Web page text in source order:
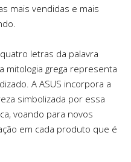
mais vendidas e mais
letras da palavra
mitologia grega representa
A ASUS incorpora a
simbolizada por essa
voando para novos
em cada produto que é